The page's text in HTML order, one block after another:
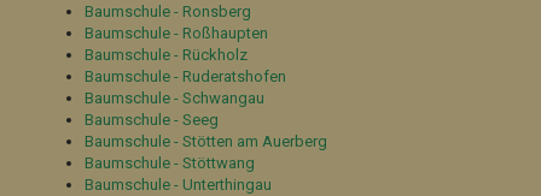
Baumschule - Ronsberg
Baumschule - Roßhaupten
Baumschule - Rückholz
Baumschule - Ruderatshofen
Baumschule - Schwangau
Baumschule - Seeg
Baumschule - Stötten am Auerberg
Baumschule - Stöttwang
Baumschule - Unterthingau